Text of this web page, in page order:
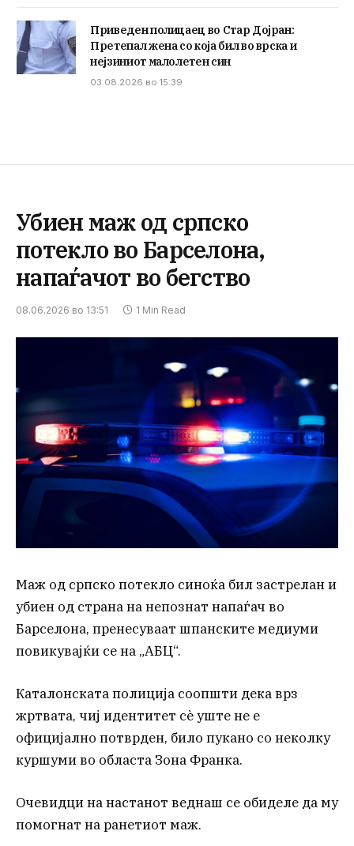
Приведен полицаец во Стар Дојран:
Претепал жена со која бил во врска и
нејзиниот малолетен син
03.08.2026 во 15:39
Убиен маж од српско
потекло во Барселона,
напаѓачот во бегство
08.06.2026 во 13:51 1 Min Read
Маж од српско потекло синоќа бил застрелан и
убиен од страна на непознат напаѓач во
Барселона, пренесуваат шпанските медиуми
повикувајќи се на „АБЦ“.
Каталонската полиција соопшти дека врз
жртвата, чиј идентитет сè уште не е
официјално потврден, било пукано со неколку
куршуми во областа Зона Франка.
Очевидци на настанот веднаш се обиделе да му
помогнат на ранетиот маж.